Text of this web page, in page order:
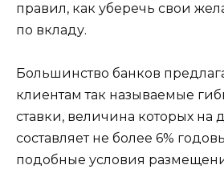
правил, как уберечь свои
по вкладу.
Большинство банков
клиентам так называемые
ставки, величина которых
составляет не более 6%
подобные условия